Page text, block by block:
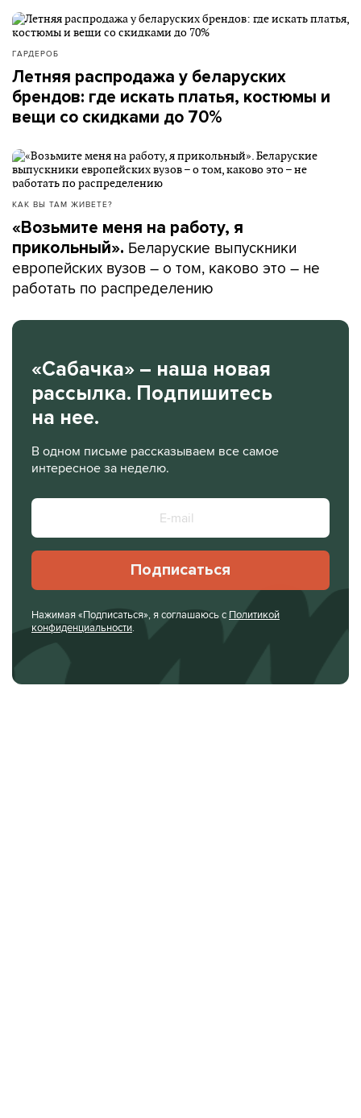
ГАРДЕРОБ
Летняя распродажа у беларуских
брендов: где искать платья, костюмы и
вещи со скидками до 70%
КАК ВЫ ТАМ ЖИВЕТЕ?
«Возьмите меня на работу, я
прикольный». Беларуские выпускники
европейских вузов – о том, каково это – не
работать по распределению
«Сабачка» – наша новая
рассылка. Подпишитесь
на нее.
В одном письме рассказываем все самое
интересное за неделю.
Подписаться
Нажимая «Подписаться», я соглашаюсь с Политикой
конфиденциальности.